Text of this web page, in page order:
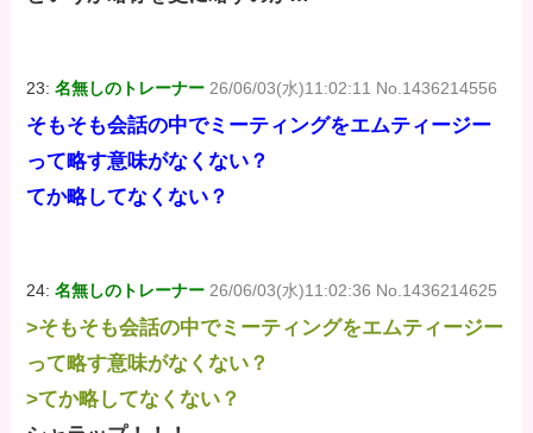
23:名無しのトレーナー 26/06/03(水)11:02:11 No.1436214556
そもそも会話の中でミーティングをエムティージー
って略す意味がなくない？
てか略してなくない？
24:名無しのトレーナー 26/06/03(水)11:02:36 No.1436214625
>そもそも会話の中でミーティングをエムティージー
って略す意味がなくない？
>てか略してなくない？